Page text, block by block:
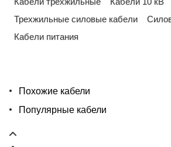
Трехжильные силовые кабели
Кабели питания
Похожие кабели
Популярные кабели